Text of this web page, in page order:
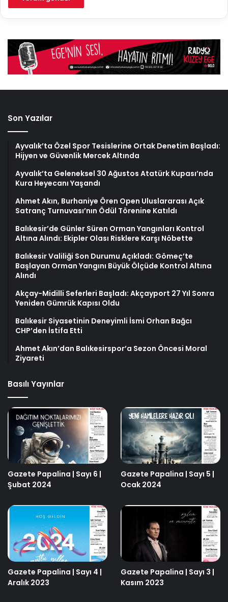
Son Yazılar
Ayvalık’ta Özel Spor Tesislerine Ortak Denetim Başladı:
Hijyen ve Güvenlik Mercek Altında
Ayvalık’ta Geleneksel 30 Ağustos Atatürk Kupası’nda
Kura Heyecanı Yaşandı
Ahmet Akın, Burhaniye Ören Open Uluslararası Açık
Satranç Turnuvası’nın Ödül Törenine Katıldı
Balıkesir’de Günler Süren Orman Yangınları Kontrol
Altına Alındı: Ekipler Olası Risklere Karşı Nöbette
Balıkesir Valiliği Son Durumu Açıkladı: Gömeç’te
Başlayan Orman Yangını Büyük Ölçüde Kontrol Altına
Alındı
Akçay-Midilli Seferleri Başladı: Akçayport 27 Yıl Sonra
Yeniden Gümrük Kapısı Oldu
Balıkesir Siyasetinin Deneyimli İsmi Orhan Bağcı
CHP’den İstifa Etti
Ahmet Akın’dan Balıkesirspor’a Sezon Öncesi Moral
Ziyareti
Basılı Yayınlar
Gazete Papalina | Sayı 6 |
Şubat 2024
Gazete Papalina | Sayı 5 |
Ocak 2024
Gazete Papalina | Sayı 4 |
Aralık 2023
Gazete Papalina | Sayı 3 |
Kasım 2023